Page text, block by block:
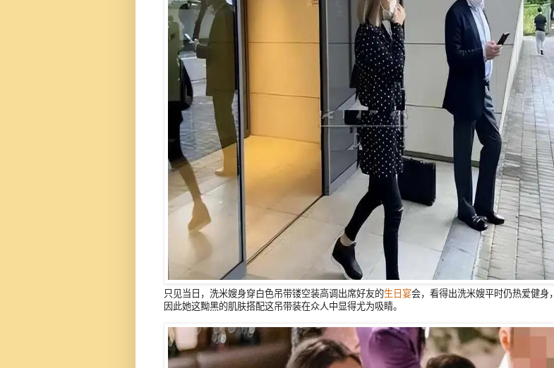
只见当日，洗米嫂身穿白色吊带镂空装高调出席好友的生日宴会，看得出洗米嫂平时仍热爱健身，
因此她这黝黑的肌肤搭配这吊带装在众人中显得尤为吸睛。